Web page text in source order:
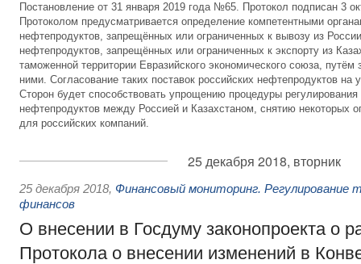
Постановление от 31 января 2019 года №65. Протокол подписан 3
Протоколом предусматривается определение компетентными
нефтепродуктов, запрещённых или ограниченных к вывозу из
нефтепродуктов, запрещённых или ограниченных к экспорту из
таможенной территории Евразийского экономического союза,
ними. Согласование таких поставок российских нефтепродуктов на
Сторон будет способствовать упрощению процедуры
нефтепродуктов между Россией и Казахстаном, снятию некоторых
для российских компаний.
25 декабря 2018, вторник
25 декабря 2018, Финансовый мониторинг. Регулирование
финансов
О внесении в Госдуму законопроекта о
Протокола о внесении изменений в